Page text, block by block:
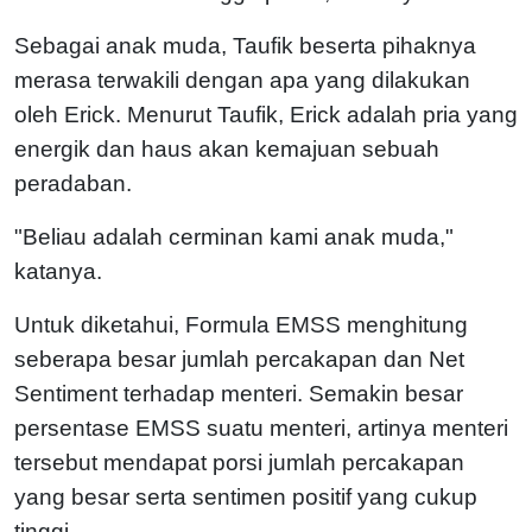
Sebagai anak muda, Taufik beserta pihaknya
merasa terwakili dengan apa yang dilakukan
oleh Erick. Menurut Taufik, Erick adalah pria yang
energik dan haus akan kemajuan sebuah
peradaban.
"Beliau adalah cerminan kami anak muda,"
katanya.
Untuk diketahui, Formula EMSS menghitung
seberapa besar jumlah percakapan dan Net
Sentiment terhadap menteri. Semakin besar
persentase EMSS suatu menteri, artinya menteri
tersebut mendapat porsi jumlah percakapan
yang besar serta sentimen positif yang cukup